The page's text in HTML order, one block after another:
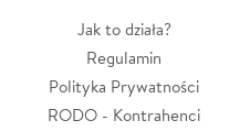
Jak to działa?
Regulamin
Polityka Prywatności
RODO - Kontrahenci